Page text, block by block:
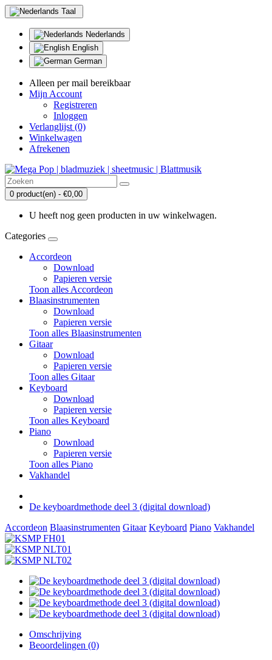
Taal
Nederlands
English
German
Alleen per mail bereikbaar
Mijn Account
Registreren
Inloggen
Verlanglijst (0)
Winkelwagen
Afrekenen
0 product(en) - €0,00
U heeft nog geen producten in uw winkelwagen.
Categories
Accordeon
Download
Papieren versie
Toon alles Accordeon
Blaasinstrumenten
Download
Papieren versie
Toon alles Blaasinstrumenten
Gitaar
Download
Papieren versie
Toon alles Gitaar
Keyboard
Download
Papieren versie
Toon alles Keyboard
Piano
Download
Papieren versie
Toon alles Piano
Vakhandel
De keyboardmethode deel 3 (digital download)
Accordeon Blaasinstrumenten Gitaar Keyboard Piano Vakhandel
Omschrijving
Beoordelingen (0)